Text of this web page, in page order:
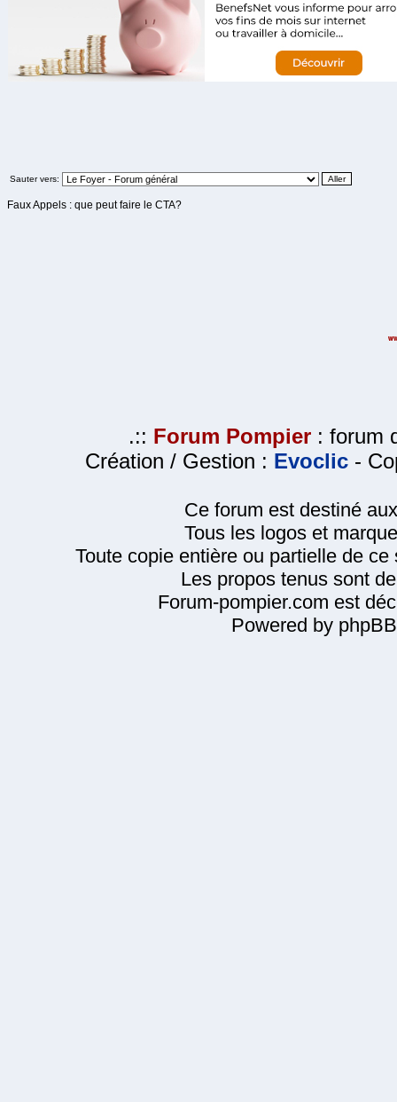
Sauter vers:
Faux Appels : que peut faire le CTA?
.:: Forum Pompier : forum
Création / Gestion : Evoclic -
Ce forum est destiné
Tous les logos et
Toute copie entière ou partielle de
Les propos tenus sont
Forum-pompier.com est
Powered by